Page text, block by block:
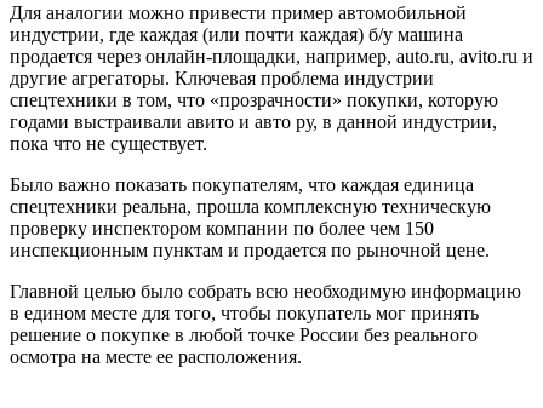
Для аналогии можно привести пример автомобильной
индустрии, где каждая (или почти каждая) б/у машина
продается через онлайн-площадки, например, auto.ru, avito.ru и
другие агрегаторы. Ключевая проблема индустрии
спецтехники в том, что «прозрачности» покупки, которую
годами выстраивали авито и авто ру, в данной индустрии,
пока что не существует.
Было важно показать покупателям, что каждая единица
спецтехники реальна, прошла комплексную техническую
проверку инспектором компании по более чем 150
инспекционным пунктам и продается по рыночной цене.
Главной целью было собрать всю необходимую информацию
в едином месте для того, чтобы покупатель мог принять
решение о покупке в любой точке России без реального
осмотра на месте ее расположения.